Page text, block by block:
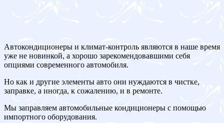
Автокондиционеры и климат-контроль являются в наше время
уже не новинкой, а хорошо зарекомендовавшими себя
опциями современного автомобиля.
Но как и другие элементы авто они нуждаются в чистке,
заправке, а иногда, к сожалению, и в ремонте.
Мы заправляем автомобильные кондиционеры с помощью
импортного оборудования.